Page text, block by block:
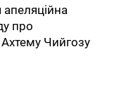
апеляційна
про
Чийгозу